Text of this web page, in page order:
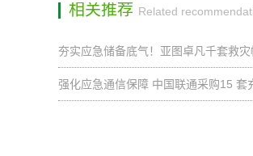
相关推荐 Related
夯实应急储备底气！亚图卓凡千套救
强化应急通信保障 中国联通采购15 套